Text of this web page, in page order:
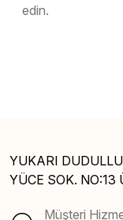
edin.
YUKARI
YÜCE SOK.
Müşteri